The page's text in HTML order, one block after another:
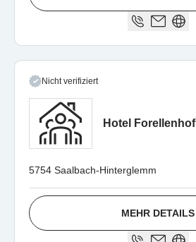
Nicht verifiziert
Hotel Forellenhof
5754 Saalbach-Hinterglemm
MEHR DETAILS